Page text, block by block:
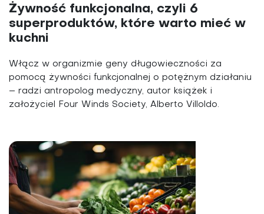
Żywność funkcjonalna, czyli 6
superproduktów, które warto mieć w
kuchni
Włącz w organizmie geny długowieczności za
pomocą żywności funkcjonalnej o potężnym działaniu
– radzi antropolog medyczny, autor książek i
założyciel Four Winds Society, Alberto Villoldo.